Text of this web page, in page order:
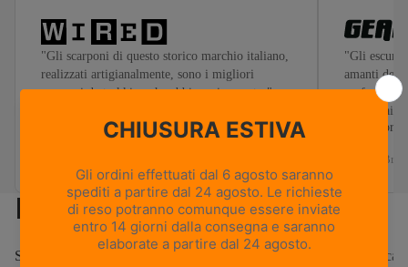
"Gli scarponi di questo storico marchio italiano,
realizzati artigianalmente, sono i migliori
scarponi da trekking che abbia mai provato."
"Gli
amanti dei
o alle trail
Read more
— Will
Novità e Best Seller
Scarpe e scarponi outdoor Scarponi e scarpe lifestyle Scarponi da